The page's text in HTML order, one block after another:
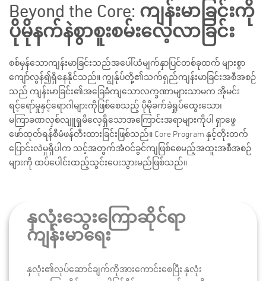
Beyond the Core: ကျန်းမာခြင်းကို
ပိုမိုနက်နဲစွာစူးစမ်းလေ့လာခြင်း
စစ်မှန်သောကျန်းမာခြင်းသည်အပေါ်ယံမျက်နှာပြင်တစ်ခုထက် များစွာ
ကျော်လွန်၍ရှိနေနိုင်သည်။ ကျွန်ုပ်တို့၏သက်ရှည်ကျန်းမာခြင်းအစီအစဉ်
သည် ကျန်းမာခြင်း၏အခြေခံကျသောလက္ခဏာများသာမက အိုမင်း
ရင့်ရော်မှုနှင့်ရောဂါများကိုဖြစ်စေသည့် ပိုမိုခက်ခဲရှုပ်ထွေးသော၊
မကြာခဏလှစ်လျူရှုမိလေ့ရှိသောအကြောင်းအရာများကိုပါ ရှာဖွေ
ဖော်ထုတ်ရန်စီမံဖန်တီးထားခြင်းဖြစ်သည်။ Core Program နှင့်တိုးတက်
ပြောင်းလဲမှုရှိပါက သင့်အတွက်အံဝင်ခွင်ကျဖြစ်စေမည့်အထူးအစီအစဉ်
များကို ထပ်ပေါင်းထည့်သွင်းပေးသွားမည်ဖြစ်သည်။
နှလုံးသွေးကြောဆိုင်ရာ
ကျန်းမာရေး
နှလုံး၏လုပ်ဆောင်ချက်ကိုအားကောင်းစေပြီး နှလုံး